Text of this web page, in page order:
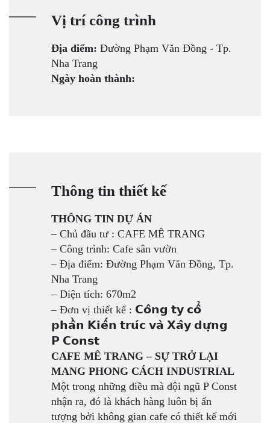
Vị trí công trình
Địa điểm: Đường Phạm Văn Đồng - Tp.
Nha Trang
Ngày hoàn thành:
Thông tin thiết kế
THÔNG TIN DỰ ÁN
– Chủ đầu tư : CAFE MÊ TRANG
–Công trình: Cafe sân vườn
–Địa điểm: Đường Phạm Văn Đồng, Tp.
Nha Trang
–Diện tích: 670m2
–Đơn vị thiết kế : 𝗖𝗼̂𝗻𝗴 𝘁𝘆 𝗰𝗼̂̉
𝗽𝗵𝗮̂̀𝗻 𝗞𝗶𝗲̂́𝗻 𝘁𝗿𝘂́𝗰 𝘃𝗮̀ 𝗫𝗮̂𝘆 𝗱𝘂̛̣𝗻𝗴
𝗣 𝗖𝗼𝗻𝘀𝘁
CAFE MÊ TRANG – SỰ TRỞ LẠI
MANG PHONG CÁCH INDUSTRIAL
Một trong những điều mà đội ngũ P Const
nhận ra, đó là khách hàng luôn bị ấn
tượng bởi không gian cafe có thiết kế mới